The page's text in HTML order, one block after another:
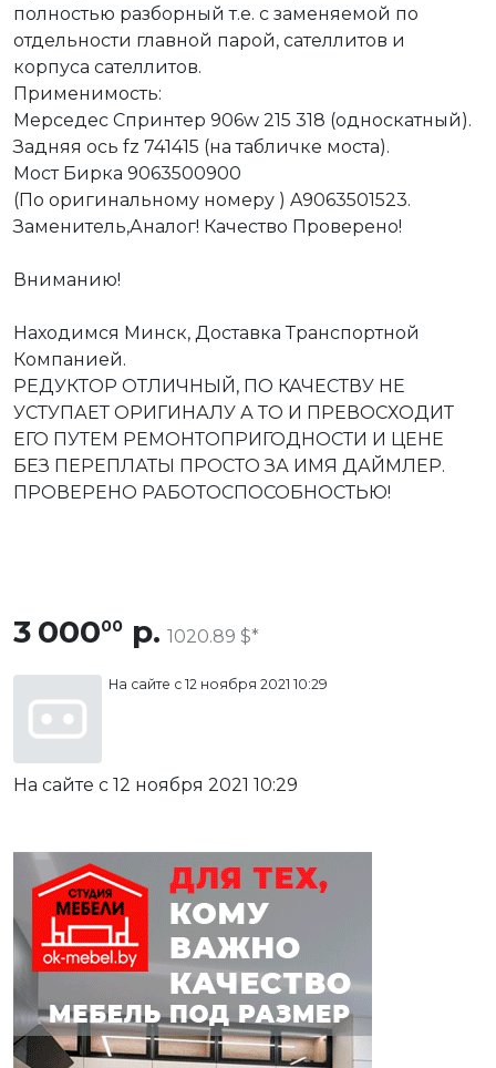
полностью разборный т.е. c заменяемой по
отдельности главной парой, сателлитов и
корпуса сателлитов.
Применимость:
Мерседес Спринтер 906w 215 318 (односкатный).
Задняя ось fz 741415 (на табличке моста).
Мост Бирка 9063500900
(По оригинальному номеру ) A9063501523.
Заменитель,Аналог! Качество Проверено!
Вниманию!
Находимся Минск, Доставка Транспортной
Компанией.
РЕДУКТОР ОТЛИЧНЫЙ, ПО КАЧЕСТВУ НЕ
УСТУПАЕТ ОРИГИНАЛУ А ТО И ПРЕВОСХОДИТ
ЕГО ПУТЕМ РЕМОНТОПРИГОДНОСТИ И ЦЕНЕ
БЕЗ ПЕРЕПЛАТЫ ПРОСТО ЗА ИМЯ ДАЙМЛЕР.
ПРОВЕРЕНО РАБОТОСПОСОБНОСТЬЮ!
3 00000 р. 1020.89 $
На сайте с 12 ноября 2021 10:29
На сайте с 12 ноября 2021 10:29